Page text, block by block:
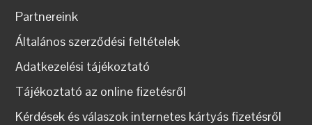
Partnereink
Általános szerződési feltételek
Adatkezelési tájékoztató
Tájékoztató az online fizetésről
Kérdések és válaszok internetes kártyás fizetésről